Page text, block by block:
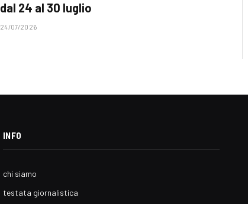
dal 24 al 30 luglio
24/07/2026
INFO
chi siamo
testata giornalistica